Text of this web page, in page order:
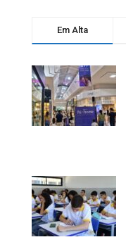
Em Alta